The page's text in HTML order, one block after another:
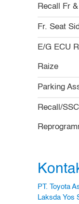
Recall Fr
Fr. Seat
E/G ECU
Raize
Parking
Recall/
PT. Toyota
Laksda Yos